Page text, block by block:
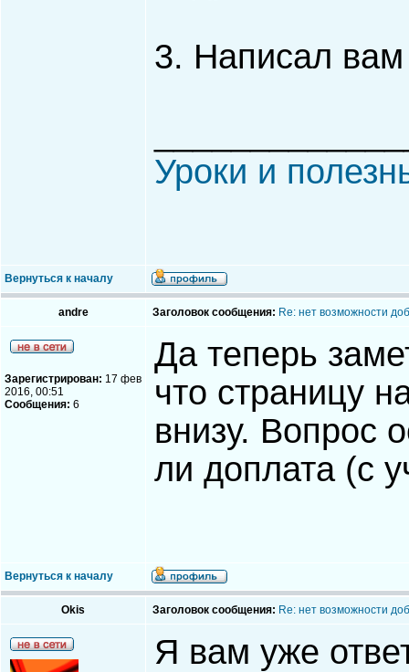
3. Написал
Уроки и
Вернуться к началу
andre Заголовок сообщения: Re: нет возможности
Зарегистрирован: 17 фев
2016, 00:51
Сообщения: 6
Да теперь
что страницу
внизу. Вопрос
ли доплата (с
Вернуться к началу
Okis Заголовок сообщения: Re: нет возможности
Я вам уже